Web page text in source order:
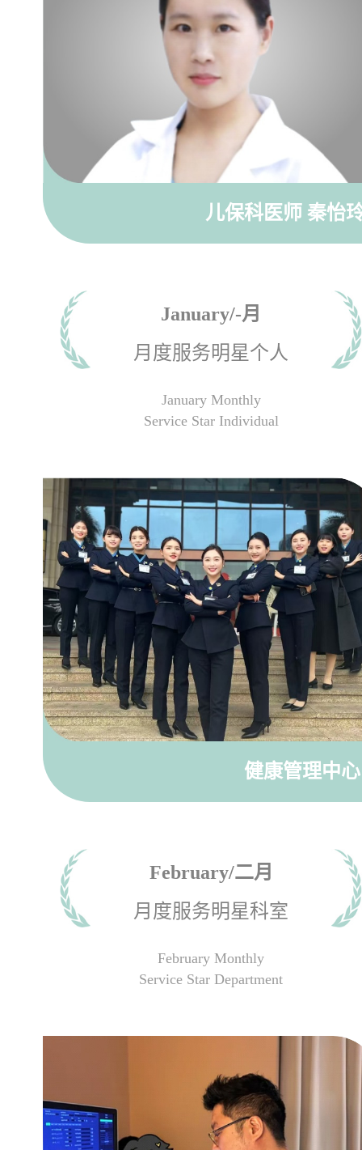
儿保科医师 秦怡
January/-月
月度服务明星个人
January Monthly
Service Star Individual
健康管理中
February/二月
月度服务明星科室
February Monthly
Service Star Department